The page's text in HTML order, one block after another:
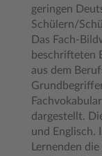
geringen
Schülern/
Das Fach-
beschrifteten
aus dem
dargestellt.
und Englisch.
Lernenden